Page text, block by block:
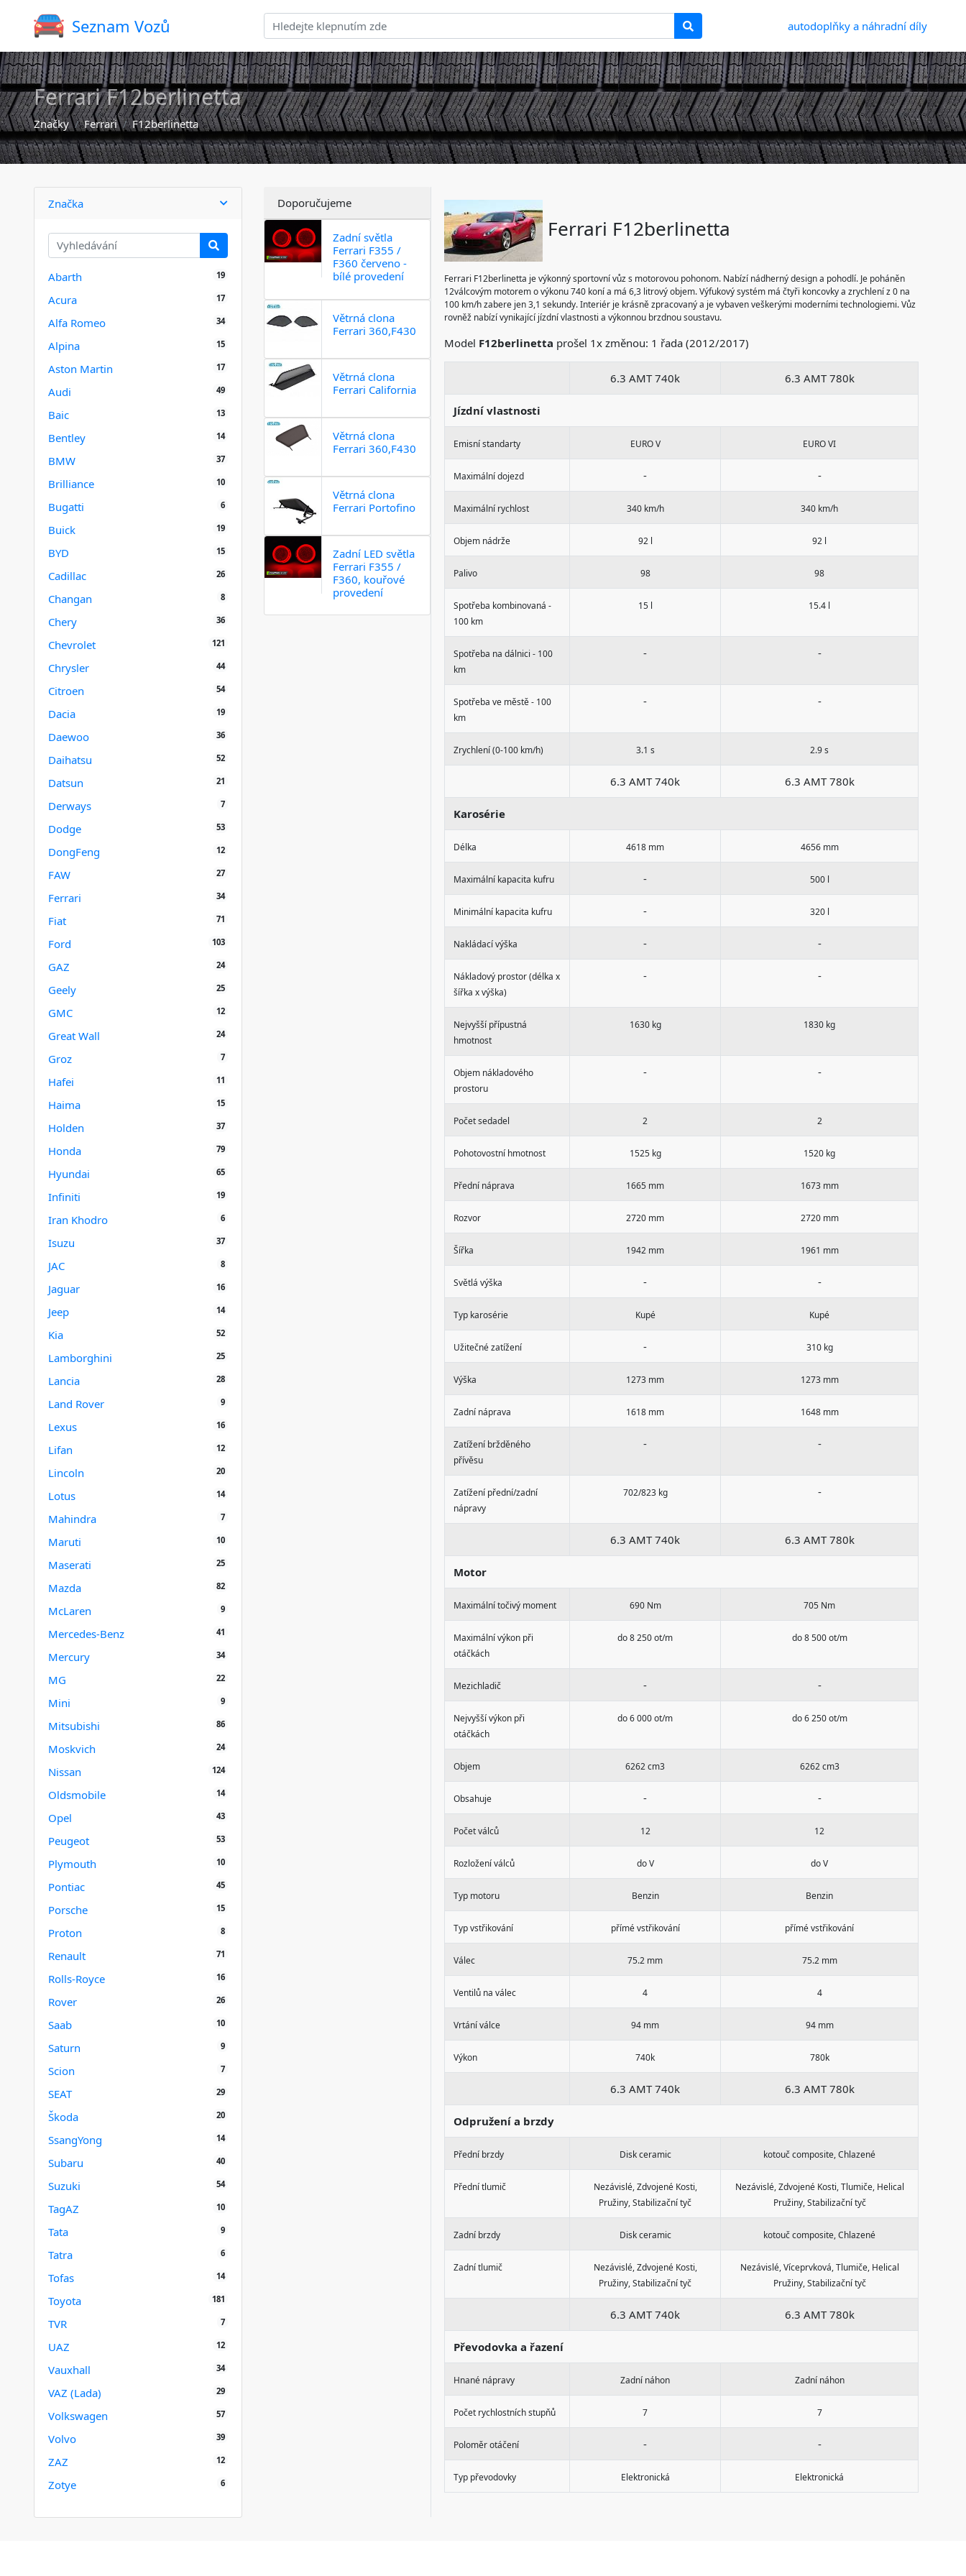
Seznam Vozů autodoplňky a náhradní díly
Ferrari F12berlinetta
Značky Ferrari F12berlinetta
Značka
Abarth 19
Acura 17
Alfa Romeo 34
Alpina 15
Aston Martin 17
Audi 49
Baic 13
Bentley 14
BMW 37
Brilliance 10
Bugatti 6
Buick 19
BYD 15
Cadillac 26
Changan 8
Chery 36
Chevrolet 121
Chrysler 44
Citroen 54
Dacia 19
Daewoo 36
Daihatsu 52
Datsun 21
Derways 7
Dodge 53
DongFeng 12
FAW 27
Ferrari 34
Fiat 71
Ford 103
GAZ 24
Geely 25
GMC 12
Great Wall 24
Groz 7
Hafei 11
Haima 15
Holden 37
Honda 79
Hyundai 65
Infiniti 19
Iran Khodro 6
Isuzu 37
JAC 8
Jaguar 16
Jeep 14
Kia 52
Lamborghini 25
Lancia 28
Land Rover 9
Lexus 16
Lifan 12
Lincoln 20
Lotus 14
Mahindra 7
Maruti 10
Maserati 25
Mazda 82
McLaren 9
Mercedes-Benz 41
Mercury 34
MG 22
Mini 9
Mitsubishi 86
Moskvich 24
Nissan 124
Oldsmobile 14
Opel 43
Peugeot 53
Plymouth 10
Pontiac 45
Porsche 15
Proton 8
Renault 71
Rolls-Royce 16
Rover 26
Saab 10
Saturn 9
Scion 7
SEAT 29
Škoda 20
SsangYong 14
Subaru 40
Suzuki 54
TagAZ 10
Tata 9
Tatra 6
Tofas 14
Toyota 181
TVR 7
UAZ 12
Vauxhall 34
VAZ (Lada) 29
Volkswagen 57
Volvo 39
ZAZ 12
Zotye 6
Doporučujeme
Zadní světla
Ferrari F355 /
F360 červeno -
bílé provedení
Větrná clona
Ferrari 360,F430
Větrná clona
Ferrari California
Větrná clona
Ferrari 360,F430
Větrná clona
Ferrari Portofino
Zadní LED světla
Ferrari F355 /
F360, kouřové
provedení
Ferrari F12berlinetta
Ferrari F12berlinetta je výkonný sportovní vůz s motorovou pohonom. Nabízí nádherný design a pohodlí. Je poháněn
12válcovým motorem o výkonu 740 koní a má 6,3 litrový objem. Výfukový systém má čtyři koncovky a zrychlení z 0 na
100 km/h zabere jen 3,1 sekundy. Interiér je krásně zpracovaný a je vybaven veškerými moderními technologiemi. Vůz
rovněž nabízí vynikající jízdní vlastnosti a výkonnou brzdnou soustavu.
Model F12berlinetta prošel 1x změnou: 1 řada (2012/2017)
6.3 AMT 740k 6.3 AMT 780k
Jízdní vlastnosti
Emisní standarty EURO V EURO VI
Maximální dojezd - -
Maximální rychlost 340 km/h 340 km/h
Objem nádrže 92 l 92 l
Palivo 98 98
Spotřeba kombinovaná -
100 km
15 l 15.4 l
Spotřeba na dálnici - 100
km
- -
Spotřeba ve městě - 100
km
- -
Zrychlení (0-100 km/h) 3.1 s 2.9 s
6.3 AMT 740k 6.3 AMT 780k
Karosérie
Délka 4618 mm 4656 mm
Maximální kapacita kufru - 500 l
Minimální kapacita kufru - 320 l
Nakládací výška - -
Nákladový prostor (délka x
šířka x výška)
- -
Nejvyšší přípustná
hmotnost
1630 kg 1830 kg
Objem nákladového
prostoru
- -
Počet sedadel 2 2
Pohotovostní hmotnost 1525 kg 1520 kg
Přední náprava 1665 mm 1673 mm
Rozvor 2720 mm 2720 mm
Šířka 1942 mm 1961 mm
Světlá výška - -
Typ karosérie Kupé Kupé
Užitečné zatížení - 310 kg
Výška 1273 mm 1273 mm
Zadní náprava 1618 mm 1648 mm
Zatížení bržděného
přívěsu
- -
Zatížení přední/zadní
nápravy
702/823 kg -
6.3 AMT 740k 6.3 AMT 780k
Motor
Maximální točivý moment 690 Nm 705 Nm
Maximální výkon při
otáčkách
do 8 250 ot/m do 8 500 ot/m
Mezichladič - -
Nejvyšší výkon při
otáčkách
do 6 000 ot/m do 6 250 ot/m
Objem 6262 cm3 6262 cm3
Obsahuje - -
Počet válců 12 12
Rozložení válců do V do V
Typ motoru Benzin Benzin
Typ vstřikování přímé vstřikování přímé vstřikování
Válec 75.2 mm 75.2 mm
Ventilů na válec 4 4
Vrtání válce 94 mm 94 mm
Výkon 740k 780k
6.3 AMT 740k 6.3 AMT 780k
Odpružení a brzdy
Přední brzdy Disk ceramic kotouč composite, Chlazené
Přední tlumič
Nezávislé, Zdvojené Kosti,
Pružiny, Stabilizační tyč
Nezávislé, Zdvojené Kosti, Tlumiče, Helical
Pružiny, Stabilizační tyč
Zadní brzdy Disk ceramic kotouč composite, Chlazené
Zadní tlumič
Nezávislé, Zdvojené Kosti,
Pružiny, Stabilizační tyč
Nezávislé, Víceprvková, Tlumiče, Helical
Pružiny, Stabilizační tyč
6.3 AMT 740k 6.3 AMT 780k
Převodovka a řazení
Hnané nápravy Zadní náhon Zadní náhon
Počet rychlostních stupňů 7 7
Poloměr otáčení - -
Typ převodovky Elektronická Elektronická